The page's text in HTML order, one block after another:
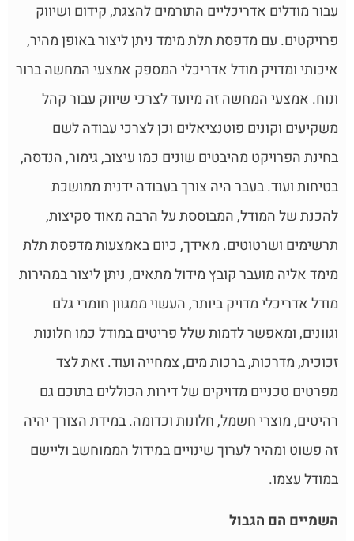
עבור מודלים אדריכליים התורמים להצגת, קידום ושיווק
פרויקטים. עם מדפסת תלת מימד ניתן ליצור באופן מהיר,
איכותי ומדויק מודל אדריכלי המספק אמצעי המחשה ברור
ונוח. אמצעי המחשה זה מיועד לצרכי שיווק עבור קהל
משקיעים וקונים פוטנציאלים וכן לצרכי עבודה לשם
בחינת הפרויקט מהיבטים שונים כמו עיצוב, גימור, הנדסה,
בטיחות ועוד. בעבר היה צורך בעבודה ידנית ממושכת
להכנת של המודל, המבוססת על הרבה מאוד סקיצות,
תרשימים ושרטוטים. מאידך, כיום באמצעות מדפסת תלת
מימד אליה מועבר קובץ מידול מתאים, ניתן ליצור במהירות
מודל אדריכלי מדויק ביותר, העשוי ממגוון חומרי גלם
וגוונים, ומאפשר לדמות שלל פריטים במודל כמו חלונות
זכוכית, מדרכות, ברכות מים, צמחייה ועוד. זאת לצד
מפרטים טכניים מדויקים של דירות הכוללים בתוכם גם
רהיטים, מוצרי חשמל, חלונות וכדומה. במידת הצורך יהיה
זה פשוט ומהיר לערוך שינויים במידול הממוחשב וליישם
במודל עצמו.
השמיים הם הגבול